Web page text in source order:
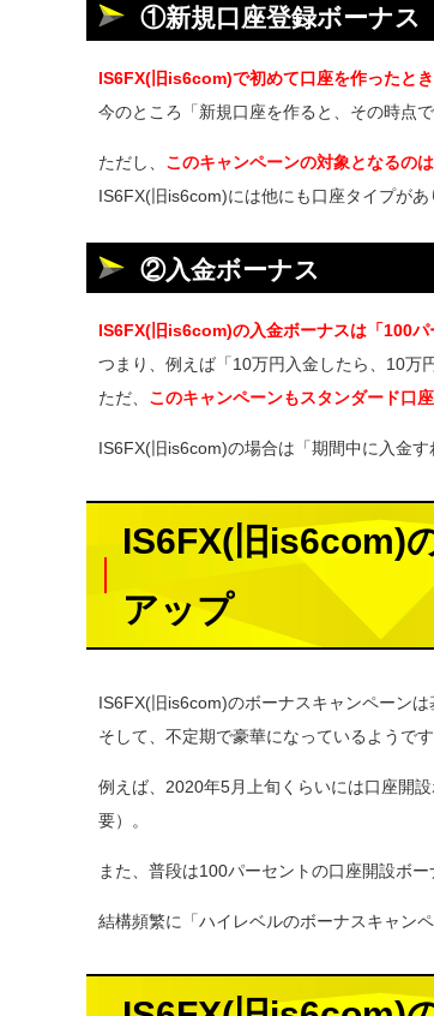
①新規口座登録ボーナス
IS6FX(旧is6com)で初めて口座を作ったと
今のところ「新規口座を作ると、その時点
ただし、 このキャンペーンの対象となるの
IS6FX(旧is6com)には他にも口座タイプが
②入金ボーナス
IS6FX(旧is6com)の入金ボーナスは「100パ
つまり、例えば「10万円入金したら、10万
ただ、 このキャンペーンもスタンダード口
IS6FX(旧is6com)の場合は「期間中に入金
IS6FX(旧is6com)
アップ
IS6FX(旧is6com)のボーナスキャンペーンは
そして、不定期で豪華になっているようです
例えば、2020年5月上旬くらいには口座開
要）。
また、普段は100パーセントの口座開設ボ
結構頻繁に「ハイレベルのボーナスキャン